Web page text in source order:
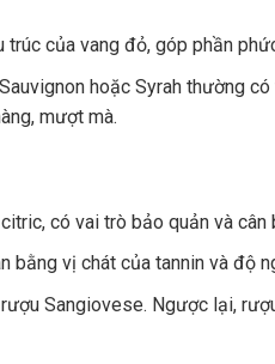
trúc của vang đỏ, góp phần
hoặc Syrah thường có
mượt mà.
có vai trò bảo quản và cân
bằng vị chát của tannin và độ
Sangiovese. Ngược lại,